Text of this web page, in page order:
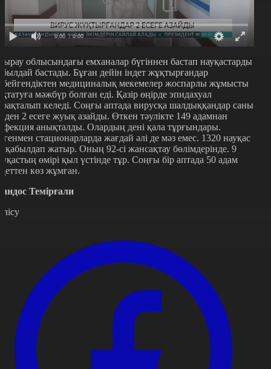
0:00 / 0:00
облысындағы емханалар бүгіннен бастап науқастарды
бастады. Бұған дейін індет жұқтырғандар
медициналық мекемелер жоспарлы жұмысты
мәжбүр болған еді. Қазір өңірде эпидахуал
келеді. Соңғы аптада вирусқа шалдыққандар саны
2 есеге жуық азайды. Өткен тәулікте 149 адамнан
анықталды. Олардың дені қала тұрғындары.
стационарларда жағдай әлі де мәз емес. 1320 науқас
қабылдап жатыр. Оның 92-сі жансақтау бөлімдерінде. 9
өмірі қыл үстінде тұр. Соңғы бір аптада 50 адам
көз жұмған.
Темірғали